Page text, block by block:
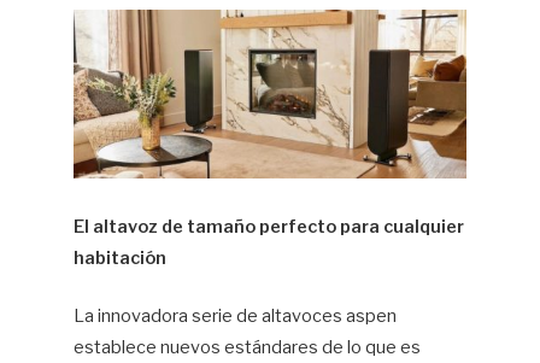
El altavoz de tamaño perfecto para cualquier
habitación
La innovadora serie de altavoces aspen
establece nuevos estándares de lo que es